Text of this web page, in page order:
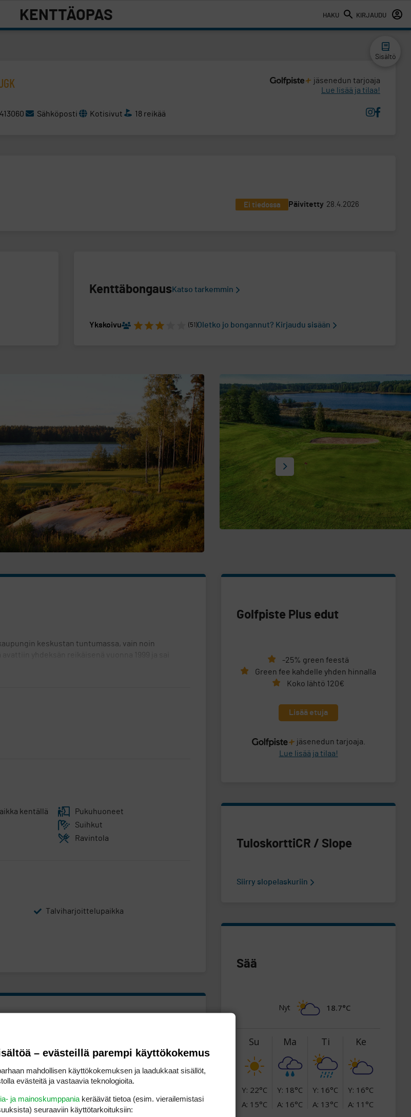
HAKU KIRJAUDU
KENTTÄOPAS
Sähköposti Kotisivut 18 reikää
jäsenedun tarjoaja
Lue lisää ja tilaa!
Ei tiedossa Päivitetty 28.4.2026
Kenttäbongaus Katso tarkemmin
Ykskoivu (51)Oletko jo bongannut? Kirjaudu sisään
keskustan tuntumassa, vain noin
yhdeksän reikäisenä vuonna 1999 ja sai
Väylältä löytyy myös monen mieleen jäävä kyltti
kentällä
Pukuhuoneet
Suihkut
Ravintola
Talviharjoittelupaikka
Peliliput Vantaa 26.7.2026 07:41
Pelilippuja Uudenkaupungin Golf
Golfpiste Plus edut
-25% green feestä
Green fee kahdelle yhden hinnalla
Koko lähtö 120€
Lisää etuja
jäsenedun tarjoaja.
Lue lisää ja tilaa!
TuloskorttiCR / Slope
Siirry slopelaskuriin
Sää
Nyt 18.7°C
Su
Y: 22°C
A: 15°C
Ma
Y: 18°C
A: 16°C
Ti
Y: 16°C
A: 13°C
Ke
Y: 16°C
A: 11°C
Sisältö
– evästeillä parempi käyttökokemus
mahdollisen käyttökokemuksen ja laadukkaat sisällöt,
evästeitä ja vastaavia teknologioita.
ja mainoskumppania keräävät tietoa (esim. vierailemis­tasi
seuraaviin käyttötarkoituksiin: